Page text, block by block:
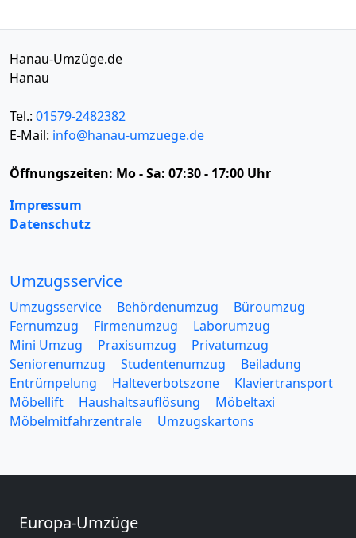
Hanau-Umzüge.de
Hanau
Tel.: 01579-2482382
E-Mail: info@hanau-umzuege.de
Öffnungszeiten: Mo - Sa: 07:30 - 17:00 Uhr
Impressum
Datenschutz
Umzugsservice
Umzugsservice Behördenumzug
Büroumzug
Fernumzug
Firmenumzug
Laborumzug
Mini Umzug
Praxisumzug
Privatumzug
Seniorenumzug
Studentenumzug
Beiladung
Entrümpelung
Halteverbotszone
Klaviertransport
Möbellift
Haushaltsauflösung
Möbeltaxi
Möbelmitfahrzentrale
Umzugskartons
Europa-Umzüge